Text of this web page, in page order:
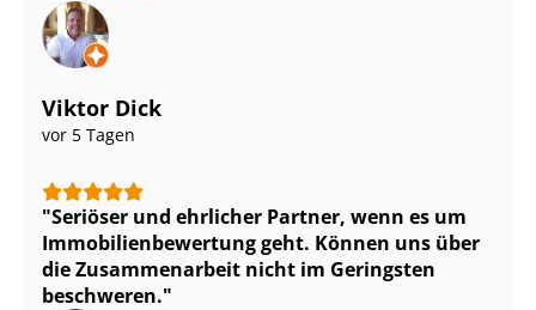
Viktor Dick
vor 5 Tagen
Seriöser und ehrlicher Partner, wenn es um
Im­mo­bi­li­en­be­wer­tung geht. Können uns über
die Zusammenarbeit nicht im Geringsten
beschweren.